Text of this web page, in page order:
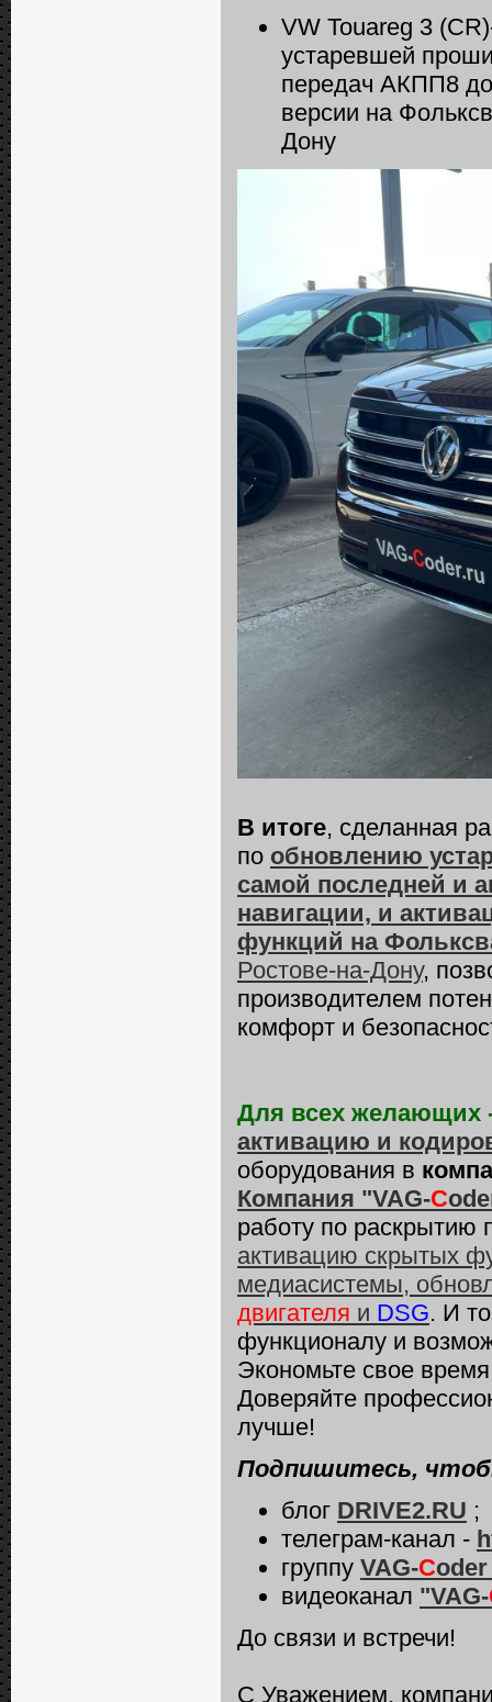
VW Touareg 3
устаревшей
передач АКПП8 до
версии на
Дону
В итоге, сделанная
по обновлению
самой последней и
навигации, и
функций на
Ростове-на-Дону,
производителем
комфорт и
Для всех
активацию и
оборудования в
Компания "VAG-C
работу по
активацию скрытых
медиасистемы,
двигателя и DSG. И
функционалу и
Экономьте свое
Доверяйте
лучше!
Подпишитесь,
блог DRIVE2.RU ;
телеграм-канал -
группу VAG-C
видеоканал "VAG-
До связи и встречи!
С Уважением,